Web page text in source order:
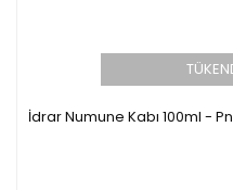
İdrar Numune Kabı 100ml -